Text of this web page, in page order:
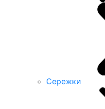
Сережки